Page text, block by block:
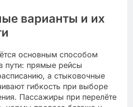
варианты и их
основным способом
пути: прямые рейсы
а стыковочные
гибкость при выборе
Пассажиры при перелёте